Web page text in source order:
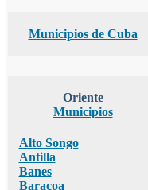
Municipios de Cuba
Oriente
Municipios
Alto Songo
Antilla
Banes
Baracoa